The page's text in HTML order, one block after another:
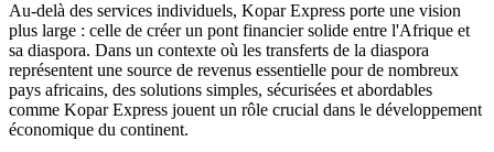
Au-delà des services individuels, Kopar Express porte une vision
plus large : celle de créer un pont financier solide entre l'Afrique et
sa diaspora. Dans un contexte où les transferts de la diaspora
représentent une source de revenus essentielle pour de nombreux
pays africains, des solutions simples, sécurisées et abordables
comme Kopar Express jouent un rôle crucial dans le développement
économique du continent.